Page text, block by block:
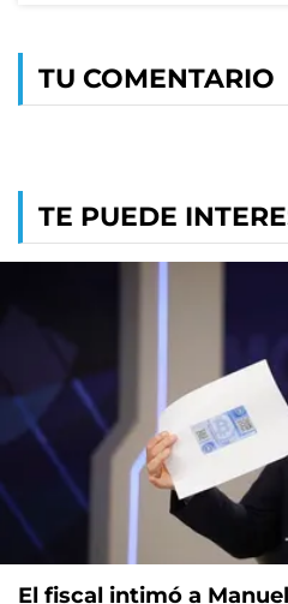
TU COMENTARIO
TE PUEDE
El fiscal intimó a